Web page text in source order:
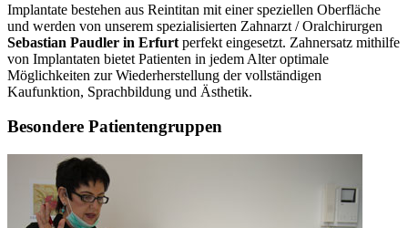
Implantate bestehen aus Reintitan mit einer speziellen Oberfläche
und werden von unserem spezialisierten Zahnarzt / Oralchirurgen
Sebastian Paudler in Erfurt perfekt eingesetzt. Zahnersatz mithilfe
von Implantaten bietet Patienten in jedem Alter optimale
Möglichkeiten zur Wiederherstellung der vollständigen
Kaufunktion, Sprachbildung und Ästhetik.
Besondere Patientengruppen